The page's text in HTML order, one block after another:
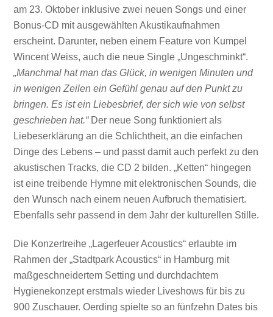
am 23. Oktober inklusive zwei neuen Songs und einer
Bonus-CD mit ausgewählten Akustikaufnahmen
erscheint. Darunter, neben einem Feature von Kumpel
Wincent Weiss, auch die neue Single „Ungeschminkt“.
„Manchmal hat man das Glück, in wenigen Minuten und
in wenigen Zeilen ein Gefühl genau auf den Punkt zu
bringen. Es ist ein Liebesbrief, der sich wie von selbst
geschrieben hat.“Der neue Song funktioniert als
Liebeserklärung an die Schlichtheit, an die einfachen
Dinge des Lebens – und passt damit auch perfekt zu den
akustischen Tracks, die CD 2 bilden. „Ketten“ hingegen
ist eine treibende Hymne mit elektronischen Sounds, die
den Wunsch nach einem neuen Aufbruch thematisiert.
Ebenfalls sehr passend in dem Jahr der kulturellen Stille.
Die Konzertreihe „Lagerfeuer Acoustics“ erlaubte im
Rahmen der „Stadtpark Acoustics“ in Hamburg mit
maßgeschneidertem Setting und durchdachtem
Hygienekonzept erstmals wieder Liveshows für bis zu
900 Zuschauer. Oerding spielte so an fünfzehn Dates bis